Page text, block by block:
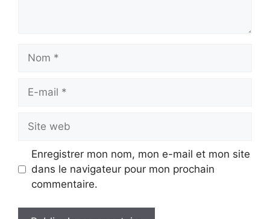
Nom
Site
web
Enregistrer mon nom, mon e-mail et mon site
dans le navigateur pour mon prochain
commentaire.